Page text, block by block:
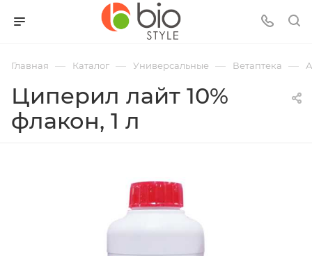
Главная — Каталог — Универсальные — Ветаптека —
Циперил лайт 10%
флакон, 1 л